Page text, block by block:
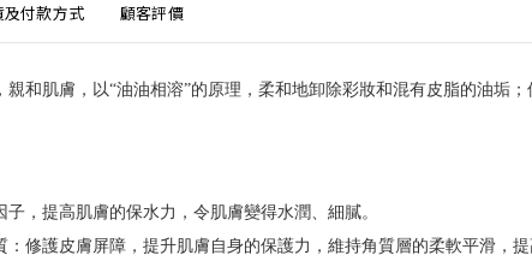
及付款方式 顧客評價
親和肌膚，以“油油相溶”的原理，柔和地卸除彩妝和混有皮脂的油垢
子，提高肌膚的保水力，令肌膚變得水潤、細膩。
：修護皮膚屏障，提升肌膚自身的保護力，維持角質層的柔軟平滑，提